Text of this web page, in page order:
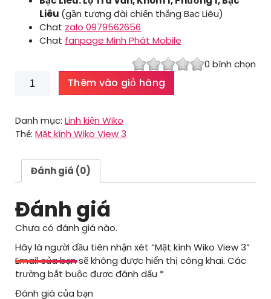
Liêu (gần tượng đài chiến thắng Bạc Liêu)
Chat zalo 0979562656
Chat fanpage Minh Phát Mobile
0 bình chọn
kính
View
3
lượng
Thêm vào giỏ hàng
Danh mục: Linh kiện Wiko
Thẻ: Mặt kính Wiko View 3
Đánh giá (0)
Đánh giá
Chưa có đánh giá nào.
Hãy là người đầu tiên nhận xét “Mặt kính Wiko View 3”
Email của bạn sẽ không được hiển thị công khai. Các
trường bắt buộc được đánh dấu *
Đánh giá của bạn